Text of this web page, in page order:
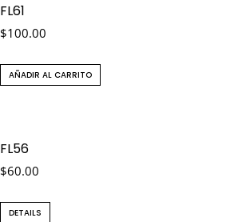
FL61
$100.00
AÑADIR AL CARRITO
FL56
$60.00
DETAILS